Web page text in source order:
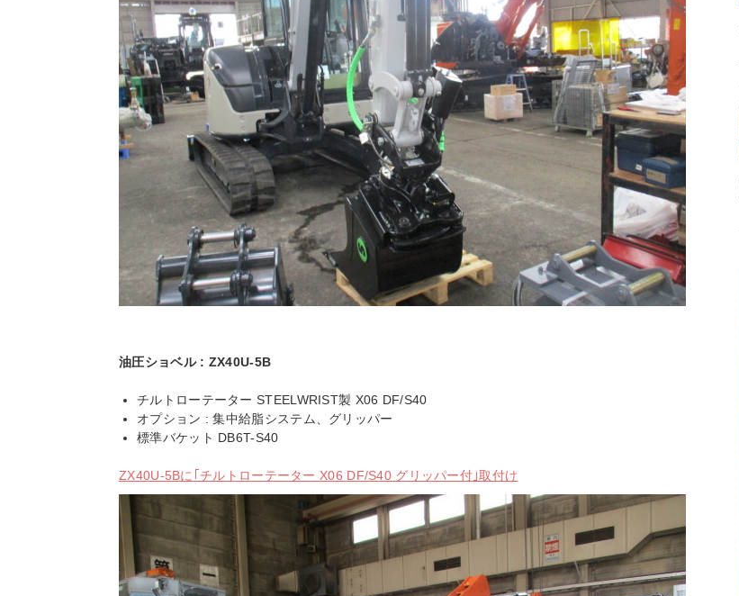
油圧ショベル : ZX40U-5B
チルトローテーター STEELWRIST製 X06 DF/S40
オプション : 集中給脂システム、グリッパー
標準バケット DB6T-S40
ZX40U-5Bに｢チルトローテーター X06 DF/S40 グリッパー付｣取付け